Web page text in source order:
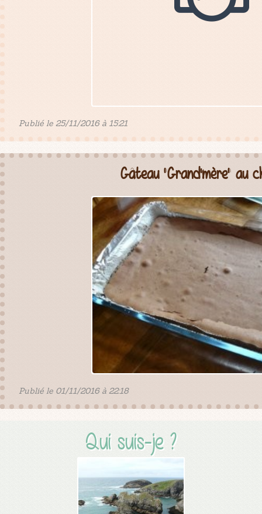
Qui suis-je ?
Publié le 25/11/2016 à 15:21
Gâteau "Grand'mère" au
Publié le 01/11/2016 à 22:18